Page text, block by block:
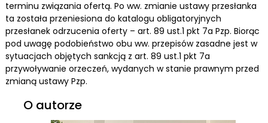
terminu związania ofertą. Po ww. zmianie ustawy przesłanka
ta została przeniesiona do katalogu obligatoryjnych
przesłanek odrzucenia oferty – art. 89 ust.1 pkt 7a Pzp. Biorąc
pod uwagę podobieństwo obu ww. przepisów zasadne jest w
sytuacjach objętych sankcją z art. 89 ust.1 pkt 7a
przywoływanie orzeczeń, wydanych w stanie prawnym przed
zmianą ustawy Pzp.
O autorze